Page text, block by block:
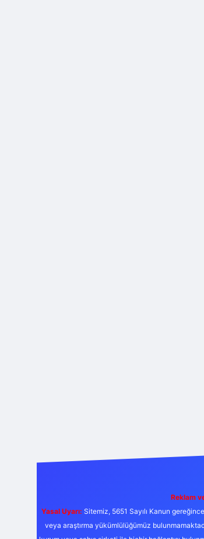
Reklam
Yasal Uyarı: Sitemiz, 5651 Sayılı Kanun
veya araştırma yükümlülüğümüz